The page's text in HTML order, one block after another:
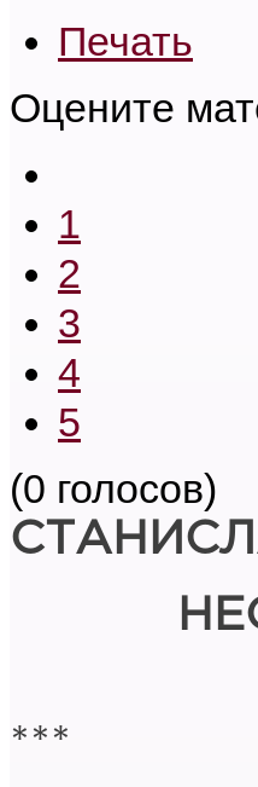
Печать
Оцените
1
2
3
4
5
(0 голосов)
***